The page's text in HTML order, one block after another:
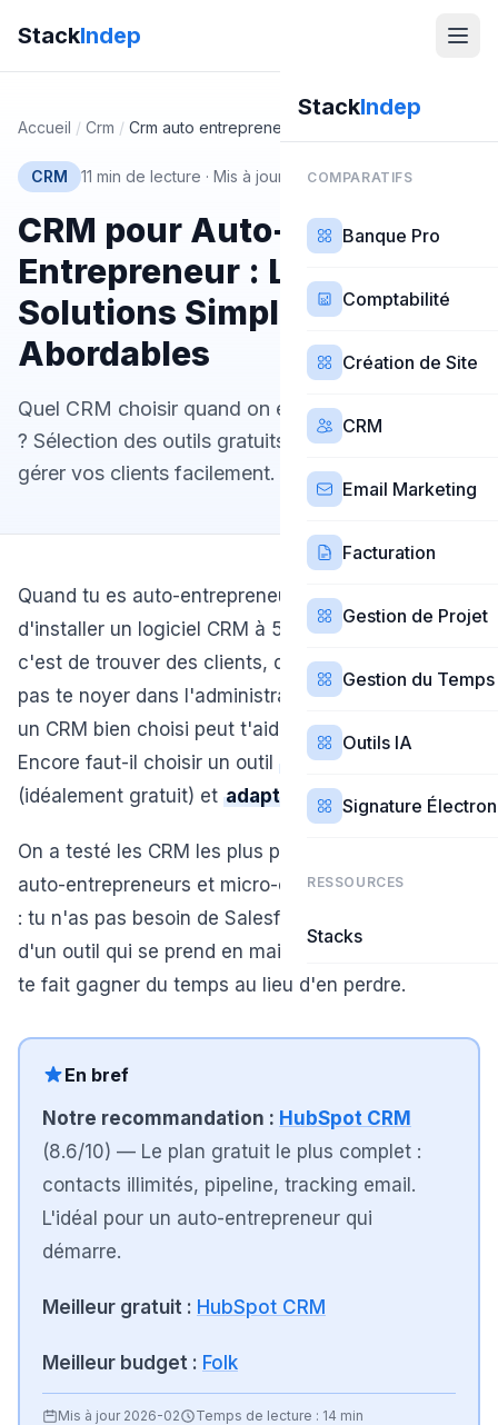
StackIndep
StackIndep
COMPARATIFS
Banque Pro
Comptabilité
Création de Site
CRM
Email Marketing
Facturation
Gestion de Projet
Gestion du Temps
Outils IA
Signature
RESSOURCES
Stacks
Accueil / Crm / Crm auto entrepreneur
CRM 11 min de lecture · Mis à jour 26 février 2026
CRM pour Auto-
Entrepreneur : Les
Solutions Simples et
Abordables
Quel CRM choisir quand on est auto-entrepreneur
? Sélection des outils gratuits et pas chers pour
gérer vos clients facilement.
Quand tu es auto-entrepreneur, ta priorité n'est pas
d'installer un logiciel CRM à 50 €/mois. Ta priorité,
c'est de trouver des clients, de les garder, et de ne
pas te noyer dans l'administratif. Mais justement —
un CRM bien choisi peut t'aider sur ces trois fronts.
Encore faut-il choisir un outil
simple
(idéalement gratuit) et adapté à un usage solo
On a testé les CRM les plus pertinents pour les
auto-entrepreneurs et micro-entrepreneurs. Spoiler
: tu n'as pas besoin de Salesforce. Tu as besoin
d'un outil qui se prend en main en 10 minutes et qui
te fait gagner du temps au lieu d'en perdre.
En bref
Notre recommandation : HubSpot CRM
(8.6/10) — Le plan gratuit le plus complet :
contacts illimités, pipeline, tracking email.
L'idéal pour un auto-entrepreneur qui
démarre.
Meilleur gratuit : HubSpot CRM
Meilleur budget : Folk
Mis à jour 2026-02 Temps de lecture : 14 min